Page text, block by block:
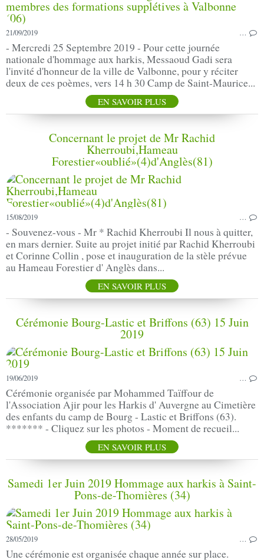
21/09/2019 …
- Mercredi 25 Septembre 2019 - Pour cette journée
nationale d'hommage aux harkis, Messaoud Gadi sera
l'invité d'honneur de la ville de Valbonne, pour y réciter
deux de ces poèmes, vers 14 h 30 Camp de Saint-Maurice...
EN SAVOIR PLUS
Concernant le projet de Mr Rachid
Kherroubi,Hameau
Forestier«oublié»(4)d'Anglès(81)
15/08/2019 …
- Souvenez-vous - Mr * Rachid Kherroubi Il nous à quitter,
en mars dernier. Suite au projet initié par Rachid Kherroubi
et Corinne Collin , pose et inauguration de la stèle prévue
au Hameau Forestier d' Anglès dans...
EN SAVOIR PLUS
Cérémonie Bourg-Lastic et Briffons (63) 15 Juin
2019
19/06/2019 …
Cérémonie organisée par Mohammed Taїffour de
l'Association Ajir pour les Harkis d' Auvergne au Cimetière
des enfants du camp de Bourg - Lastic et Briffons (63).
******* - Cliquez sur les photos - Moment de recueil...
EN SAVOIR PLUS
Samedi 1er Juin 2019 Hommage aux harkis à Saint-
Pons-de-Thomières (34)
28/05/2019 …
Une cérémonie est organisée chaque année sur place.